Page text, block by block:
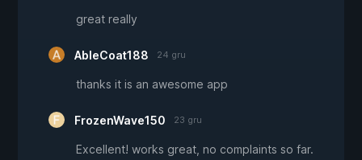
great really
AbleCoat188 24 gru
thanks it is an awesome app
FrozenWave150 23 gru
Excellent! works great, no complaints so far.